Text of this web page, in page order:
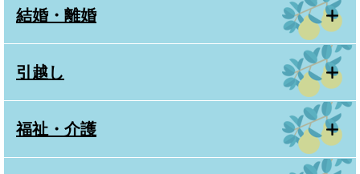
結婚・離婚
引越し
福祉・介護